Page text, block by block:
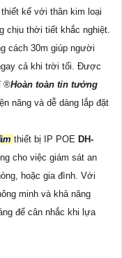
kế với thân kim loại
chịu thời tiết khắc nghiệt.
cách 30m giúp người
cả khi trời tối. Được
®️Hoàn toàn tin tưởng
năng và dễ dàng lắp đặt
thiết bị IP POE DH-
cho việc giám sát an
hoặc gia đình. Với
minh và khả năng
để cân nhắc khi lựa